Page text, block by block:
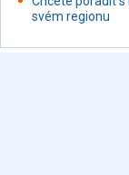
svém regionu